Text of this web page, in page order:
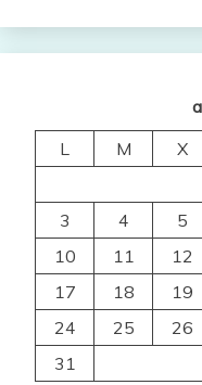
L
M X
3
4 5
10
11 12
17
18 19
24
25 26
31